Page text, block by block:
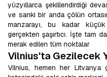
yüzyıllarca şekillendirdiği
ve sanki bir anda çölün
manzarayı, bu kadar
gerçekten şaşırtıcı. İşte tam
merak edilen tüm noktalar
Vilnius'ta Gezilecek
Vilnius, hemen her Litvanya